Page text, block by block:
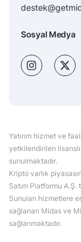
Sosyal Medya
Yatırım hizmet ve
yetkilendirilen
sunulmaktadır.
Kripto varlık
Satım Platformu A.Ş.
Sunulan hizmetlere
sağlanan Midas ve
sağlanmaktadır.